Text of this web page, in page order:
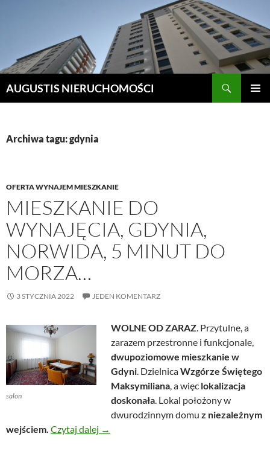
AUGUSTIS NIERUCHOMOŚCI
Archiwa tagu: gdynia
OFERTA WYNAJEM MIESZKANIE
MIESZKANIE DO
WYNAJĘCIA, GDYNIA,
NORWIDA, 5 MINUT DO
MORZA…
3 STYCZNIA 2022 JEDEN KOMENTARZ
salon
WOLNE OD ZARAZ. Przytulne, a
zarazem przestronne i funkcjonale,
dwupoziomowe mieszkanie w
Gdyni. DzielnicaWzgórze Świętego
Maksymiliana, a więc lokalizacja
doskonała. Lokal położony w
dwurodzinnym domu z niezależnym
wejściem. Czytaj dalej Mieszkanie do wynajęcia, Gdynia,
→